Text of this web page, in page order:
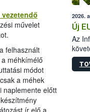
művelet
felhasznált
méhkímélő
módot
a méhek
naplemente előtt
a
2026.
Új
Az